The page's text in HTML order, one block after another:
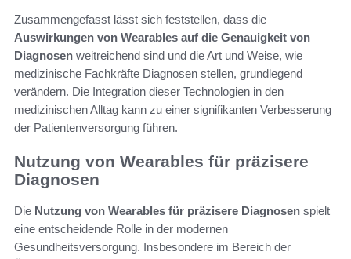
Zusammengefasst lässt sich feststellen, dass die
Auswirkungen von Wearables auf die Genauigkeit von
Diagnosen weitreichend sind und die Art und Weise, wie
medizinische Fachkräfte Diagnosen stellen, grundlegend
verändern. Die Integration dieser Technologien in den
medizinischen Alltag kann zu einer signifikanten Verbesserung
der Patientenversorgung führen.
Nutzung von Wearables für präzisere
Diagnosen
Die Nutzung von Wearables für präzisere Diagnosen spielt
eine entscheidende Rolle in der modernen
Gesundheitsversorgung. Insbesondere im Bereich der